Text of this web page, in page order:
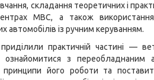
складання теоретичних і
МВС, а також використання
автомобілів із ручним керуванням.
практичній частині —
з переобладнаним
принципи його роботи та